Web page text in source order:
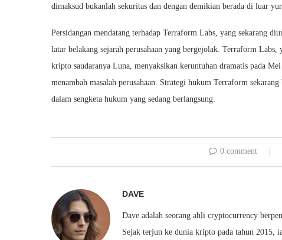
dimaksud bukanlah sekuritas dan dengan demikian berada di luar
Persidangan mendatang terhadap Terraform Labs, yang sekarang
latar belakang sejarah perusahaan yang bergejolak. Terraform
kripto saudaranya Luna, menyaksikan keruntuhan dramatis pada
menambah masalah perusahaan. Strategi hukum Terraform
dalam sengketa hukum yang sedang berlangsung.
0 comment
DAVE
Dave adalah seorang ahli cryptocurrency
Sejak terjun ke dunia kripto pada tahun 2015,